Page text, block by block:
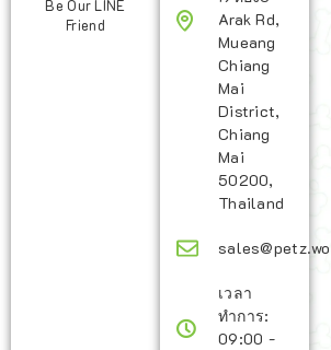
Be Our LINE
Friend
Arak Rd,
Mueang
Chiang
Mai
District,
Chiang
Mai
50200,
Thailand
เวลา
ทำการ:
09:00 -